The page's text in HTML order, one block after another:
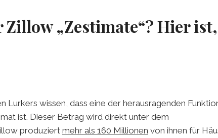
„Zestimate“? Hier ist,
Lurkers wissen, dass eine der herausragenden
ist. Dieser Betrag wird direkt unter dem
produziert mehr als 160 Millionen von ihnen für